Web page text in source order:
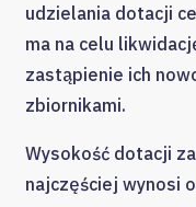
udzielania dotacji
ma na celu
zastąpienie ich
zbiornikami.
Wysokość dotacji
najczęściej wynosi